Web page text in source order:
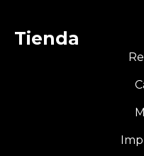
Tienda